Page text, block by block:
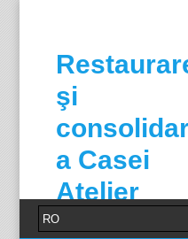
şi
a Casei
Atelier
Gabriel